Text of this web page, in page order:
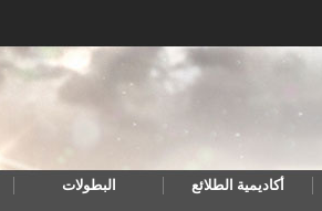
أكاديمية الطلائع البطولات